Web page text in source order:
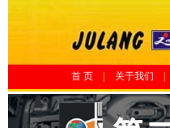
首 页 关于我们